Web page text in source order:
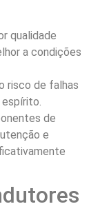
qualidade
a condições
risco de falhas
de
e